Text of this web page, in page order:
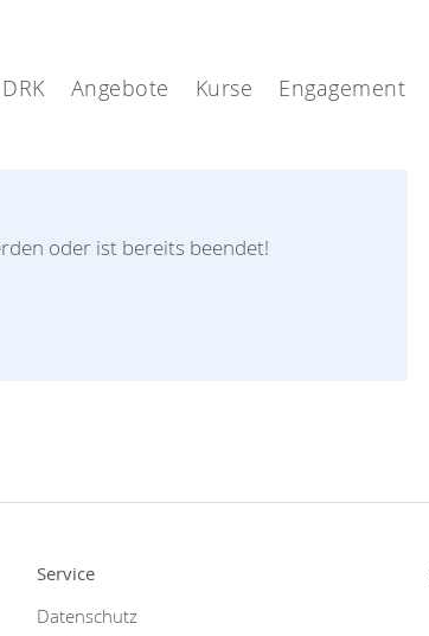
Angebote Kurse Engagement
oder ist bereits beendet!
Service
Datenschutz